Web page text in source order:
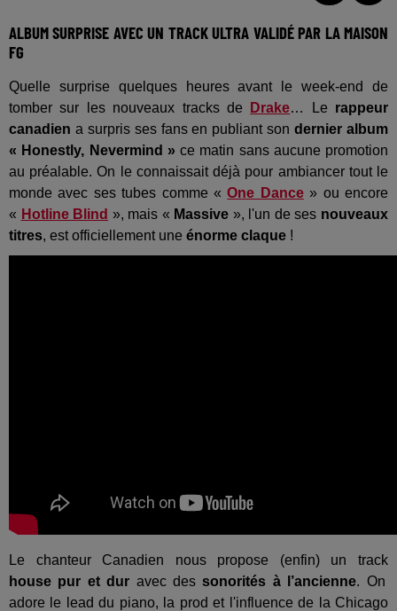
ALBUM SURPRISE AVEC UN TRACK ULTRA VALIDÉ PAR LA MAISON
FG
Quelle surprise quelques heures avant le week-end de
tomber sur les nouveaux tracks de
Drake… Le rappeur
canadien a surpris ses fans en publiant sondernier album
« Honestly, Nevermind » ce matin sans aucune promotion
au préalable. On le connaissait déjà pour ambiancer tout le
monde avec ses tubes comme «One Dance » ou encore
« Hotline Blind », mais « Massive », l'un de ses nouveaux
titres, est officiellement une énorme claque !
Le chanteur Canadien nous propose (enfin) un track
house pur et dur avec dessonorités à l’ancienne. On
adore le lead du piano, la prod et l'influence de la Chicago